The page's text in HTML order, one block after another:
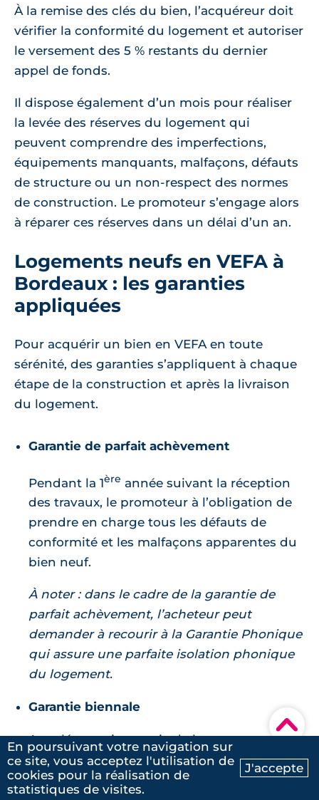
Ma recherche Contactez-nous
▾
À la remise des clés du bien, l’acquéreur doit
vérifier la conformité du logement et autoriser
le versement des 5 % restants du dernier
appel de fonds.
Il dispose également d’un mois pour réaliser
la levée des réserves du logement qui
peuvent comprendre des imperfections,
équipements manquants, malfaçons, défauts
de structure ou un non-respect des normes
de construction. Le promoteur s’engage alors
à réparer ces réserves dans un délai d’un an.
Logements neufs en VEFA à
Bordeaux : les garanties
appliquées
Pour acquérir un bien en VEFA en toute
sérénité, des garanties s’appliquent à chaque
étape de la construction et après la livraison
du logement.
Garantie de parfait achèvement
Pendant la 1ère année suivant la réception
des travaux, le promoteur à l’obligation de
prendre en charge tous les défauts de
conformité et les malfaçons apparentes du
bien neuf.
À noter : dans le cadre de la garantie de
parfait achèvement, l’acheteur peut
demander à recourir à la Garantie Phonique
qui assure une parfaite isolation phonique
du logement.
Garantie biennale
Appelée aussi garantie de bon
fonctionnement, la garantie biennale
couvre les équipements du logement, hors
En poursuivant votre navigation sur
ce site, vous acceptez l'utilisation de
cookies pour la réalisation de
statistiques de visites.
J'accepte